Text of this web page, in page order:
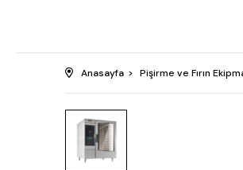
Anasayfa Pişirme ve Fırın